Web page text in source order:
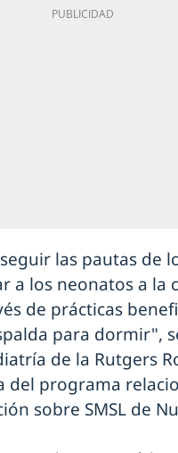
las pautas de
a los neonatos a la
de prácticas
para dormir",
de la Rutgers
del programa
sobre SMSL de